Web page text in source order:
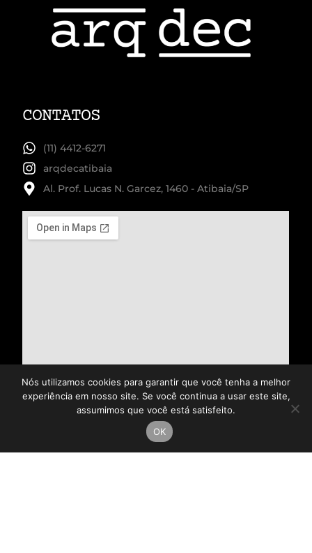
CONTATOS
(11) 4412-6271
arqdecatibaia
Al. Prof. Lucas N. Garcez, 1460 - Atibaia/SP
Nós utilizamos cookies para garantir que você tenha a melhor
experiência em nosso site. Se você continua a usar este site,
assumimos que você está satisfeito.
OK